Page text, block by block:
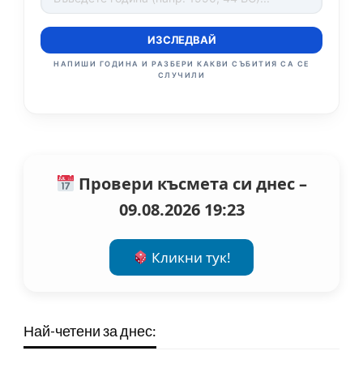
ИЗСЛЕДВАЙ
НАПИШИ ГОДИНА И РАЗБЕРИ КАКВИ СЪБИТИЯ СА СЕ
СЛУЧИЛИ
Провери късмета си днес –
09.08.2026 19:23
Кликни тук!
Най-четени за днес: